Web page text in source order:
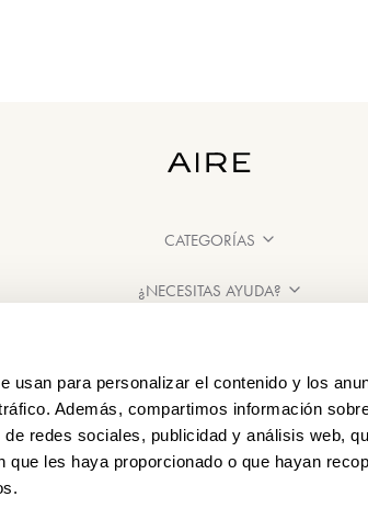
usan para personalizar el contenido y los
Además, compartimos información
redes sociales, publicidad y análisis web,
que les haya proporcionado o que hayan
CATEGORÍAS
¿NECESITAS AYUDA?